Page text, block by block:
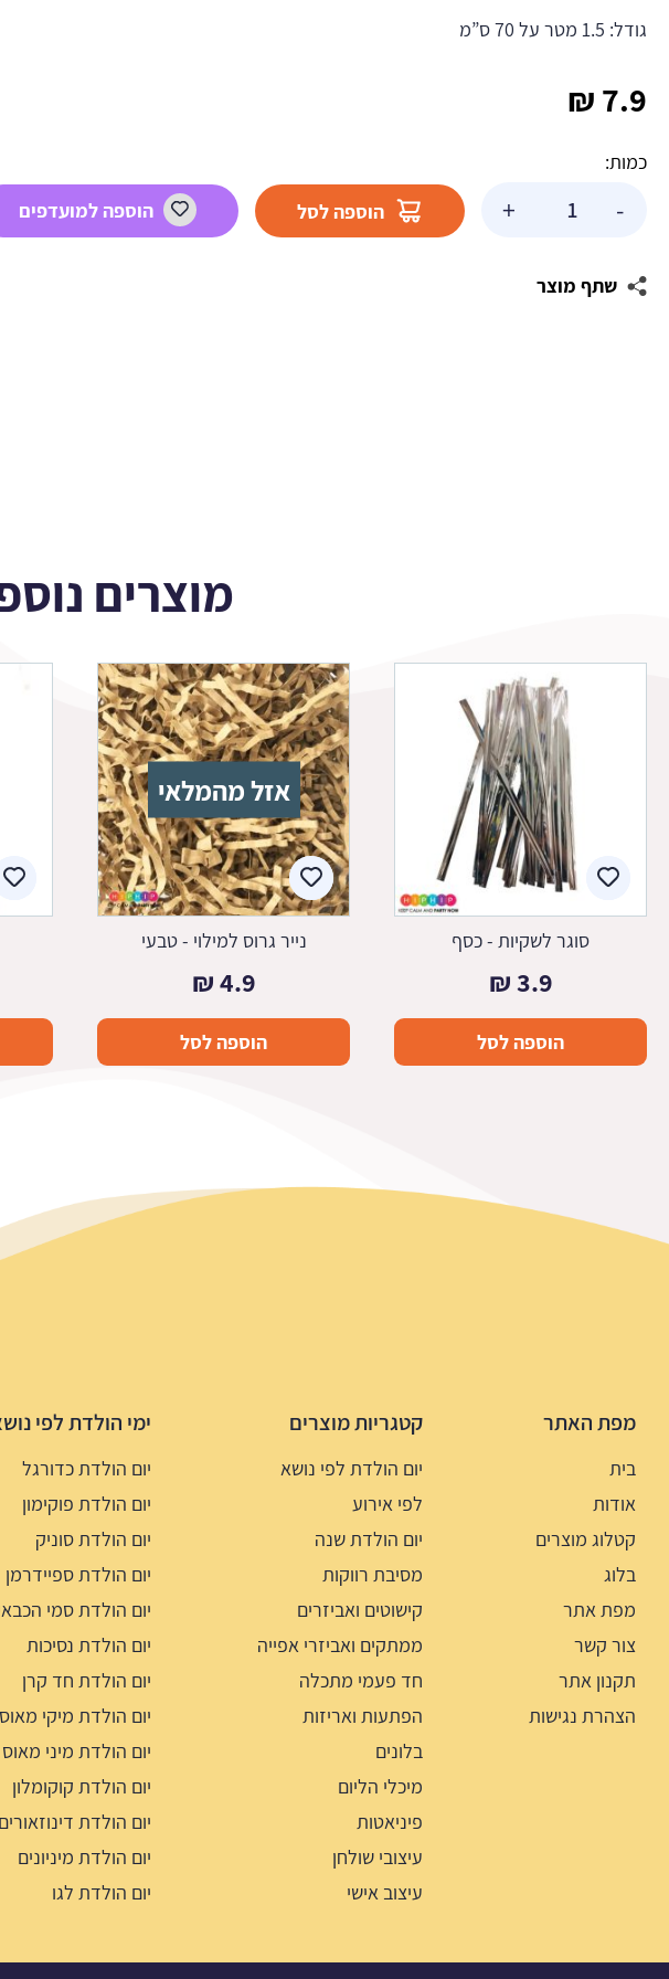
גודל: 1.5 מטר על 70 ס”מ
7.9
₪
כמות:
-
של
יום
+ הוספה לסל הוספה למועדפים
שתף מוצר
מוצרים
סוגר לשקיות - כסף
3.9
₪
הוספה לסל
אזל מהמלאי
נייר גרוס למילוי - טבעי
4.9
₪
הוספה לסל
מפת האתר
בית
אודות
קטלוג מוצרים
בלוג
מפת אתר
צור קשר
תקנון אתר
הצהרת נגישות
קטגריות מוצרים
יום הולדת לפי נושא
לפי אירוע
יום הולדת שנה
מסיבת רווקות
קישוטים ואביזרים
ממתקים ואביזרי אפייה
חד פעמי מתכלה
הפתעות ואריזות
בלונים
מיכלי הליום
פיניאטות
עיצובי שולחן
עיצוב אישי
ימי הולדת לפי
יום הולדת כדורגל
יום הולדת פוקימון
יום הולדת סוניק
יום הולדת ספיידרמן
יום הולדת סמי
יום הולדת נסיכות
יום הולדת חד קרן
יום הולדת מיקי מאוס
יום הולדת מיני מאוס
יום הולדת קוקומלון
יום הולדת דינוזאורים
יום הולדת מיניונים
יום הולדת לגו